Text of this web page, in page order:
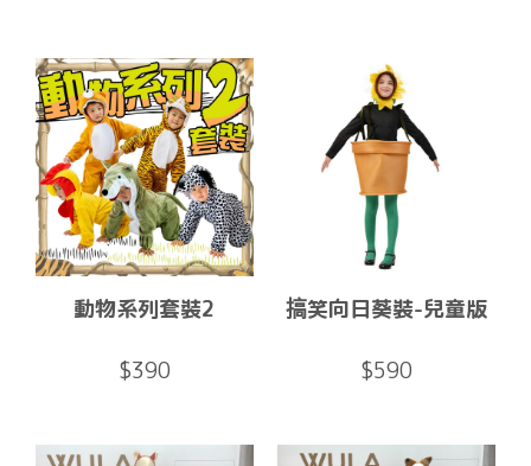
動物系列套裝2
$390
搞笑向日葵裝-兒童版
$590